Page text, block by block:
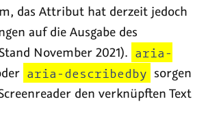
das Attribut hat derzeit jedoch
auf die Ausgabe des
November 2021). aria-
aria-describedby sorgen
den verknüpften Text